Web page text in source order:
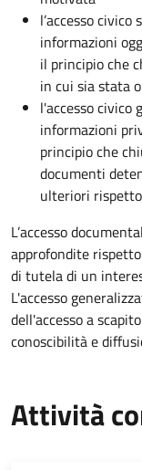
l’accesso
informazioni
il principio che
in cui sia stata
l'accesso civico
informazioni
principio che
documenti
ulteriori
L’accesso
approfondite
di tutela di un
L'accesso
dell'accesso a
conoscibilità e
Attività